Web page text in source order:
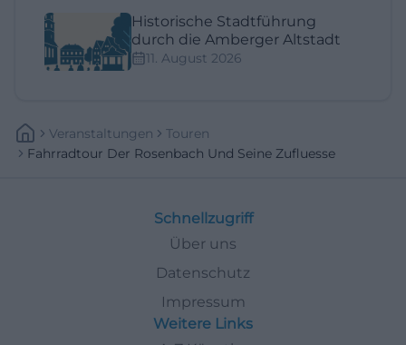
Historische Stadtführung
durch die Amberger Altstadt
11. August 2026
Veranstaltungen
Touren
Fahrradtour Der Rosenbach Und Seine Zufluesse
Schnellzugriff
Über uns
Datenschutz
Impressum
Weitere Links